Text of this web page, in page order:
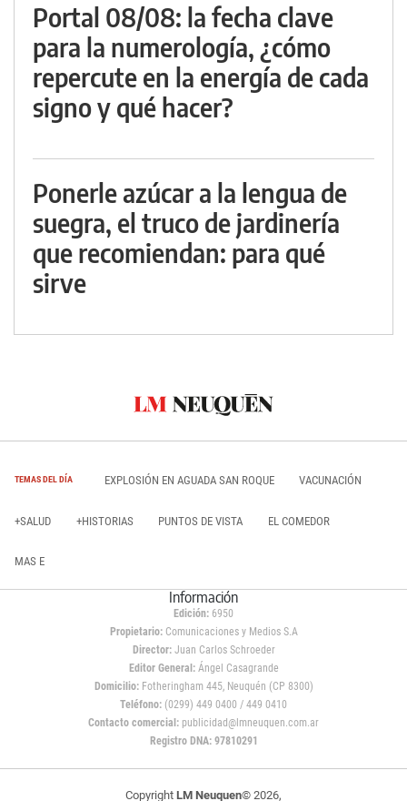
Portal 08/08: la fecha clave
para la numerología, ¿cómo
repercute en la energía de cada
signo y qué hacer?
Ponerle azúcar a la lengua de
suegra, el truco de jardinería
que recomiendan: para qué
sirve
TEMAS DEL DÍA EXPLOSIÓN EN AGUADA SAN ROQUE VACUNACIÓN
+SALUD +HISTORIAS PUNTOS DE VISTA EL COMEDOR
MAS E
Información
Edición: 6950
Propietario:Comunicaciones y Medios S.A
Director: Juan Carlos Schroeder
Editor General:Ángel Casagrande
Domicilio:Fotheringham 445, Neuquén (CP 8300)
Teléfono: (0299) 449 0400 / 449 0410
Contacto comercial: publicidad@lmneuquen.com.ar
Registro DNA: 97810291
Copyright LM Neuquen© 2026,